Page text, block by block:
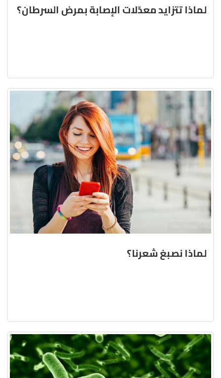
لماذا تتزايد معدّلات الإصابة بمرض السرطان؟
لماذا نصبغ شعرنا؟